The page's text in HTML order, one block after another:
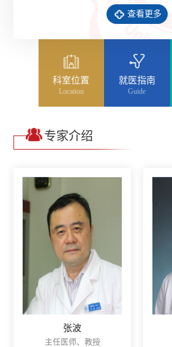
开拓创新以适应日益增长的专科化医
形成了包括泌尿病理、血液病理、神
理、呼吸病理、妇科病理、乳腺病理
泌病理、软组织与骨关节病理、...
查看更多
科室位置
Location
就医指南
Guide
专家介绍
张波
主任医师、教授